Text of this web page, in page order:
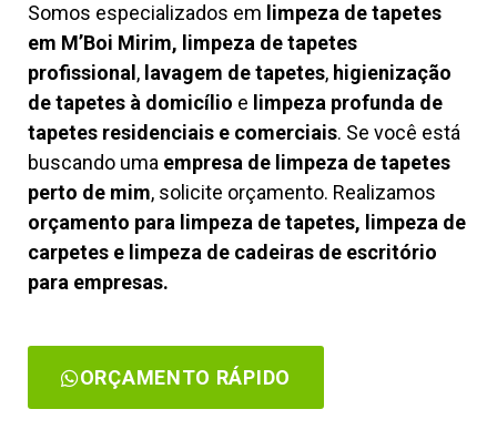
Somos especializados em limpeza de tapetes
em M’Boi Mirim, limpeza de tapetes
profissional , lavagem de tapetes, higienização
de tapetes à domicílio e limpeza profunda de
tapetes residenciais e comerciais. Se você está
buscando uma empresa de limpeza de tapetes
perto de mim, solicite orçamento. Realizamos
orçamento para limpeza de tapetes, limpeza de
carpetes e limpeza de cadeiras de escritório
para empresas.
ORÇAMENTO RÁPIDO